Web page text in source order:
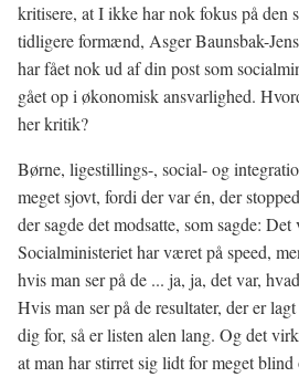
kritisere, at I ikke har nok fokus på den
tidligere formænd, Asger Baunsbak-
har fået nok ud af din post som
gået op i økonomisk ansvarlighed.
her kritik?
Børne, ligestillings-, social- og
meget sjovt, fordi der var én, der
der sagde det modsatte, som sagde:
Socialministeriet har været på speed,
hvis man ser på de ... ja, ja, det var,
Hvis man ser på de resultater, der er
dig for, så er listen alen lang. Og det
at man har stirret sig lidt for meget blind